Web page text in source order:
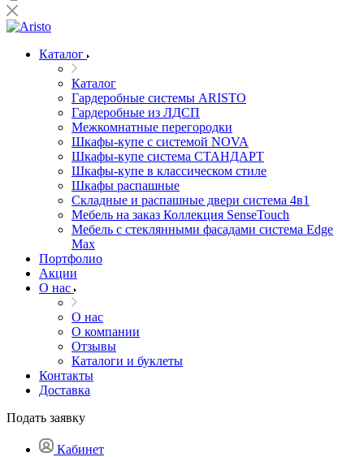
Каталог
Каталог
Гардеробные системы ARISTO
Гардеробные из ЛДСП
Межкомнатные перегородки
Шкафы-купе с системой NOVA
Шкафы-купе система СТАНДАРТ
Шкафы-купе в классическом стиле
Шкафы распашные
Складные и распашные двери система 4в1
Мебель на заказ Коллекция SenseTouch
Мебель с стеклянными фасадами система Edge
Max
Портфолио
Акции
О нас
О нас
О компании
Отзывы
Каталоги и буклеты
Контакты
Доставка
Подать заявку
Кабинет